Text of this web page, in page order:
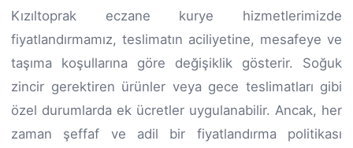
Kızıltoprak eczane kurye hizmetlerimizde
fiyatlandırmamız, teslimatın aciliyetine, mesafeye ve
taşıma koşullarına göre değişiklik gösterir. Soğuk
zincir gerektiren ürünler veya gece teslimatları gibi
özel durumlarda ek ücretler uygulanabilir. Ancak, her
zaman şeffaf ve adil bir fiyatlandırma politikası